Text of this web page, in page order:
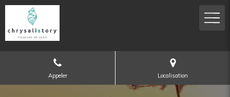
Appeler Localisation